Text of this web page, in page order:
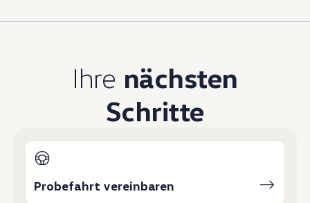
Lifestyle
Volkswagen R
Pannen- und Unfallhilfe
Volkswagen Kundenbetreuung
Ihre nächsten
Schritte
Probefahrt vereinbaren